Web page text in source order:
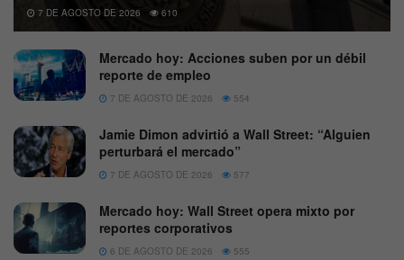
7 DE AGOSTO DE 2026 610
Mercado hoy: Acciones suben por un débil
reporte de empleo
7 DE AGOSTO DE 2026 554
Jamie Dimon advirtió a Wall Street: “Alguien
perturbará el mercado”
7 DE AGOSTO DE 2026 577
Mercado hoy: Wall Street opera mixto por
reportes corporativos
6 DE AGOSTO DE 2026 555